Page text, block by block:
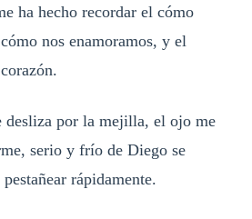
ha hecho recordar el cómo
nos enamoramos, y el
desliza por la mejilla, el ojo me
serio y frío de Diego se
rápidamente.